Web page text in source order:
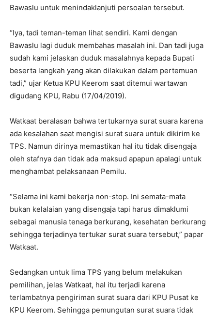
Bawaslu untuk menindaklanjuti persoalan tersebut.
“Iya, tadi teman-teman lihat sendiri. Kami dengan
Bawaslu lagi duduk membahas masalah ini. Dan tadi juga
sudah kami jelaskan duduk masalahnya kepada Bupati
beserta langkah yang akan dilakukan dalam pertemuan
tadi,” ujar Ketua KPU Keerom saat ditemui wartawan
digudang KPU, Rabu (17/04/2019).
Watkaat beralasan bahwa tertukarnya surat suara karena
ada kesalahan saat mengisi surat suara untuk dikirim ke
TPS. Namun dirinya memastikan hal itu tidak disengaja
oleh stafnya dan tidak ada maksud apapun apalagi untuk
menghambat pelaksanaan Pemilu.
“Selama ini kami bekerja non-stop. Ini semata-mata
bukan kelalaian yang disengaja tapi harus dimaklumi
sebagai manusia tenaga berkurang, kesehatan berkurang
sehingga terjadinya tertukar surat suara tersebut,” papar
Watkaat.
Sedangkan untuk lima TPS yang belum melakukan
pemilihan, jelas Watkaat, hal itu terjadi karena
terlambatnya pengiriman surat suara dari KPU Pusat ke
KPU Keerom. Sehingga pemungutan surat suara tidak